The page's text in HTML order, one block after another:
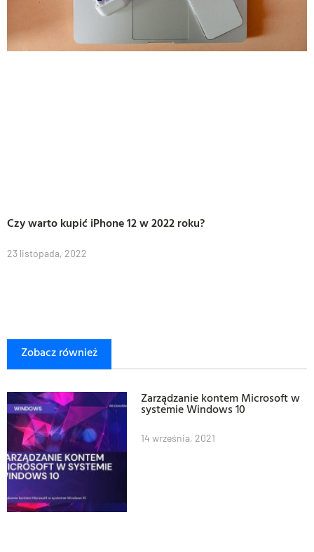
Czy warto kupić iPhone 12 w 2022 roku?
23 listopada, 2022
Zobacz również
Zarządzanie kontem Microsoft w
systemie Windows 10
14 września, 2021